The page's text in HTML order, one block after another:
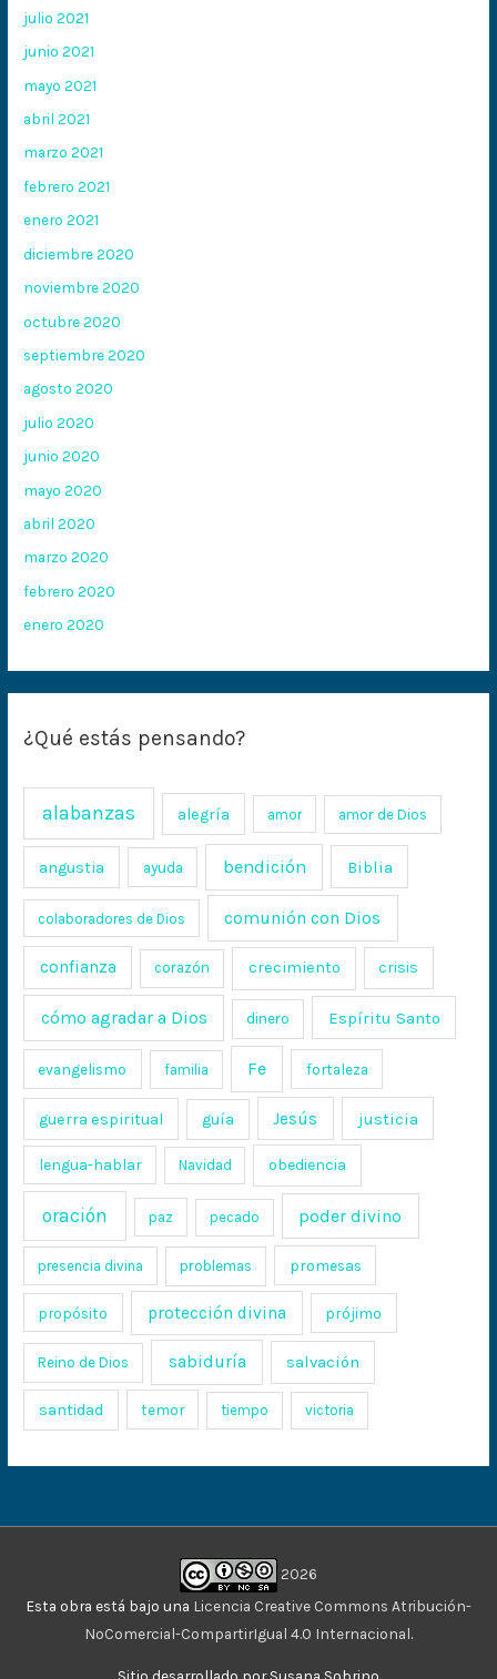
julio 2021
junio 2021
mayo 2021
abril 2021
marzo 2021
febrero 2021
enero 2021
diciembre 2020
noviembre 2020
octubre 2020
septiembre 2020
agosto 2020
julio 2020
junio 2020
mayo 2020
abril 2020
marzo 2020
febrero 2020
enero 2020
¿Qué estás pensando?
alabanzas alegría amor amor de Dios
angustia ayuda bendición Biblia
colaboradores de Dios comunión con Dios
confianza corazón crecimiento crisis
cómo agradar a Dios dinero Espíritu Santo
evangelismo familia Fe fortaleza
guerra espiritual guía Jesús justicia
lengua-hablar Navidad obediencia
oración paz pecado poder divino
presencia divina problemas promesas
propósito protección divina prójimo
Reino de Dios sabiduría salvación
santidad temor tiempo victoria
2026
Esta obra está bajo una Licencia Creative Commons Atribución-
NoComercial-CompartirIgual 4.0 Internacional.